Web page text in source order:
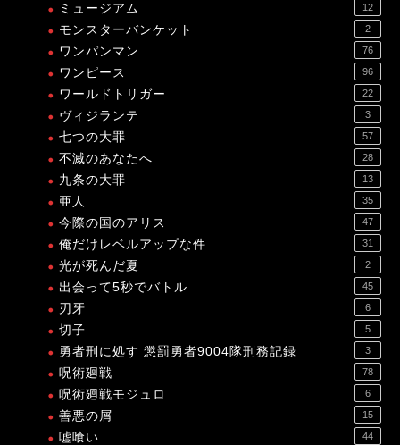
ミュージアム 12
モンスターバンケット 2
ワンパンマン 76
ワンピース 96
ワールドトリガー 22
ヴィジランテ 3
七つの大罪 57
不滅のあなたへ 28
九条の大罪 13
亜人 35
今際の国のアリス 47
俺だけレベルアップな件 31
光が死んだ夏 2
出会って5秒でバトル 45
刃牙 6
切子 5
勇者刑に処す 懲罰勇者9004隊刑務記録 3
呪術廻戦 78
呪術廻戦モジュロ 6
善悪の屑 15
嘘喰い 44